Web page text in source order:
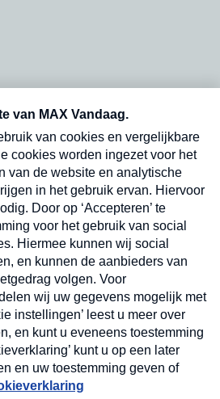
en dinsdagochtend in
Verzend
abonnement op onze
en dinsdagochtend in uw